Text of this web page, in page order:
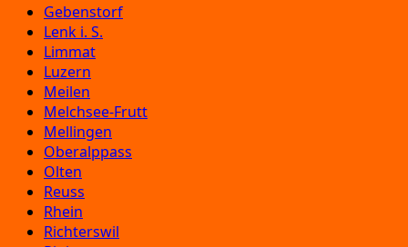
Gebenstorf
Lenk i. S.
Limmat
Luzern
Meilen
Melchsee-Frutt
Mellingen
Oberalppass
Olten
Reuss
Rhein
Richterswil